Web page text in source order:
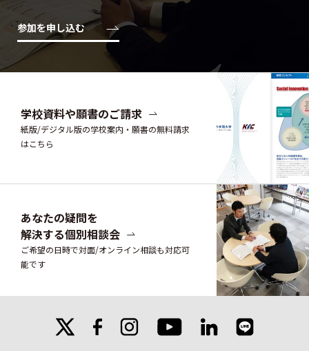
参加を申し込む
学校資料や願書のご請求
紙版/デジタル版の学校案内・願書の無料請求
はこちら
あなたの疑問を
解決する個別相談会
ご希望の日時で対面/オンライン相談も対応可
能です
facebookinstagram
youtube
linkedin line